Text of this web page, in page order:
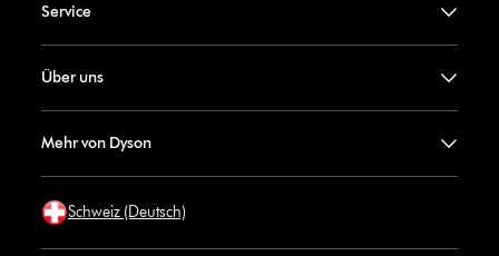
Service
Über uns
Mehr von Dyson
Schweiz (Deutsch)